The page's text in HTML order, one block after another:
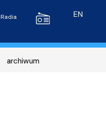
MORSEN
archiwum